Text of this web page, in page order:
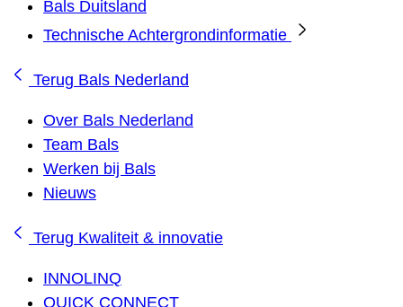
Bals Duitsland
Technische Achtergrondinformatie
Terug Bals Nederland
Over Bals Nederland
Team Bals
Werken bij Bals
Nieuws
Terug Kwaliteit & innovatie
INNOLINQ
QUICK CONNECT